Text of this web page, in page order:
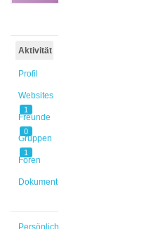
Aktivität
Profil
Websites
1
Freunde
0
Gruppen
1
Foren
Dokumente
Persönlich